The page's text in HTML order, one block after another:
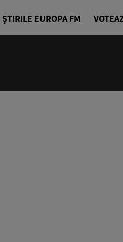
ȘTIRILE EUROPA FM